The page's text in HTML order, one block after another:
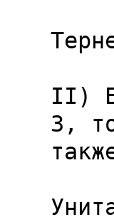
II)
3,